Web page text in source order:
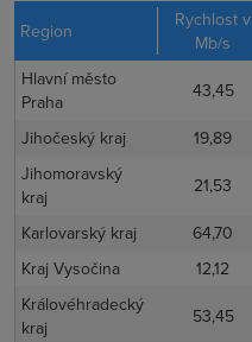
Region
Rychlost v
Mb/s
Hlavní město
Praha
43,45
Jihočeský kraj
19,89
Jihomoravský
kraj
21,53
Karlovarský kraj
64,70
Kraj Vysočina
12,12
Královéhradecký
kraj
53,45